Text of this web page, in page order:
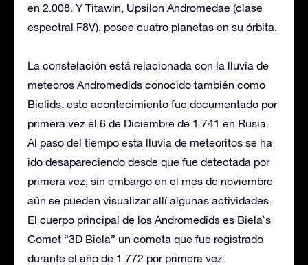
en 2.008. Y Titawin, Upsilon Andromedae (clase
espectral F8V), posee cuatro planetas en su órbita.
La constelación está relacionada con la lluvia de
meteoros Andromedids conocido también como
Bielids, este acontecimiento fue documentado por
primera vez el 6 de Diciembre de 1.741 en Rusia.
Al paso del tiempo esta lluvia de meteoritos se ha
ido desapareciendo desde que fue detectada por
primera vez, sin embargo en el mes de noviembre
aún se pueden visualizar allí algunas actividades.
El cuerpo principal de los Andromedids es Biela`s
Comet “3D Biela” un cometa que fue registrado
durante el año de 1.772 por primera vez.